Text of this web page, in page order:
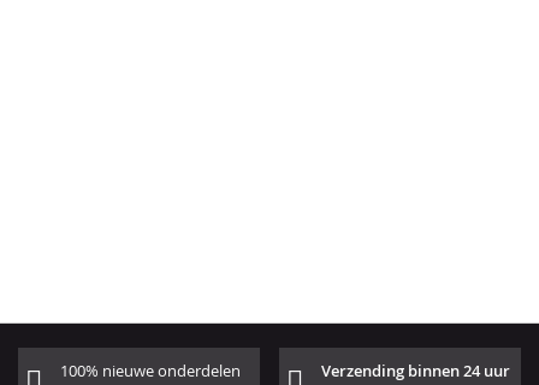
100% nieuwe onderdelen
Verzending binnen 24 uur